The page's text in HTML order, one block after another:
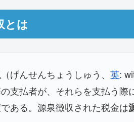
とは
（げんせんちょうしゅう、英:
支払者が、それらを支払う際
ある。源泉徴収された税金は